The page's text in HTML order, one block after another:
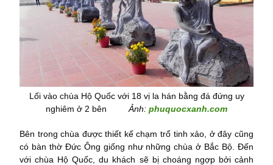
Lối vào chùa Hộ Quốc với 18 vị la hán bằng đá đứng uy
nghiêm ở 2 bên Ảnh: phuquocxanh.com
Bên trong chùa được thiết kế chạm trổ tinh xảo, ở đây cũng
có bàn thờ Đức Ông giống như những chùa ở Bắc Bộ. Đến
với chùa Hộ Quốc, du khách sẽ bị choáng ngợp bởi cảnh